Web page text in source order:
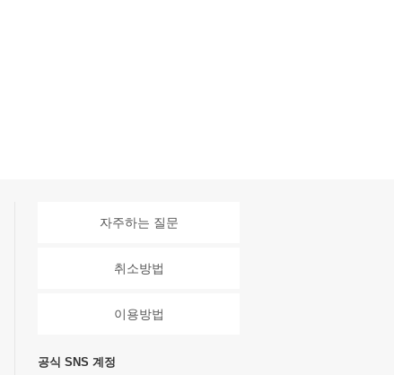
자주하는 질문
취소방법
이용방법
공식 SNS 계정